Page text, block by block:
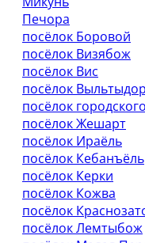
Печора
посёлок Боровой
посёлок Визябож
посёлок Вис
посёлок Выльтыдор
посёлок
посёлок Жешарт
посёлок Ираёль
посёлок Кебанъёль
посёлок Керки
посёлок Кожва
посёлок
посёлок Лемтыбож